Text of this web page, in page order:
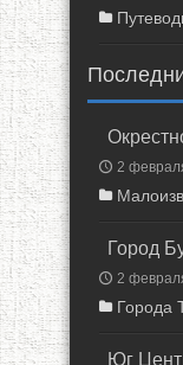
2
Город
2
Города
Юг